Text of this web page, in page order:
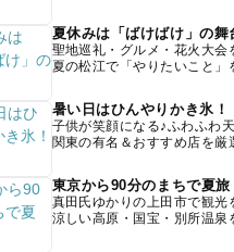
夏休みは「ばけばけ」の舞
聖地巡礼・グルメ・花火大会
夏の松江で「やりたいこと」
暑い日はひんやりかき氷！
子供が笑顔になる♪ふわふわ
関東の有名＆おすすめ店を厳
東京から90分のまちで夏旅
真田氏ゆかりの上田市で観光
涼しい高原・国宝・別所温泉